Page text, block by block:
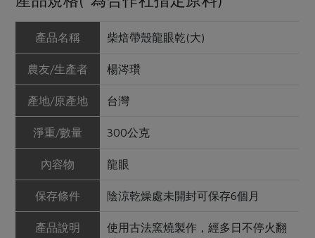
產品名稱 柴焙帶殼龍眼乾(大)
農友/生產者 楊涔瓚
產地/原產地 台灣
淨重/數量 300公克
內容物 龍眼
保存條件 陰涼乾燥處未開封可保存6個月
產品說明
使用古法窯燒製作，經多日不停火翻